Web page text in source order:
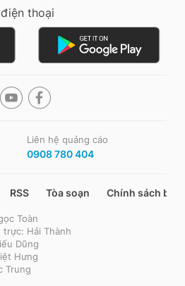
thoại
Liên hệ quảng cáo
0908 780 404
RSS Tòa soạn Chính sách bảo
Toàn
Hải Thành
Dũng
Hưng
Trung